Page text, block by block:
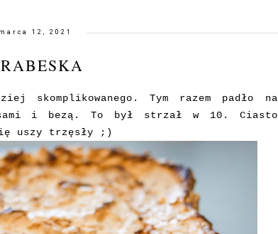
12, 2021
skomplikowanego. Tym razem padło na
i bezą. To był strzał w 10. Ciasto
uszy trzęsły ;)